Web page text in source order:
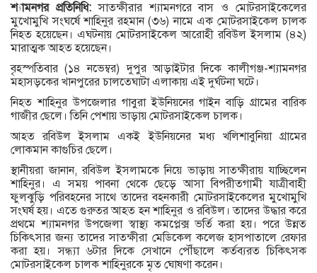
শ্যামনগর প্রতিনিধি:সাতক্ষীরার শ্যামনগরে বাস ও মোটরসাইকেলের
মুখোমুখি সংঘর্ষে শাহিনুর রহমান (৩৬) নামে এক মোটরসাইকেল চালক
নিহত হয়েছেন। এঘটনায় মোটরসাইকেল আরোহী রবিউল ইসলাম (৪২)
মারাত্মক আহত হয়েছেন।
বৃহস্পতিবার (১৪ নভেম্বর) দুপুর আড়াইটার দিকে কালীগঞ্জ-শ্যামনগর
মহাসড়কের খানপুরের চালতেঘাটা এলাকায় এই দুর্ঘটনা ঘটে।
নিহত শাহিনুর উপজেলার গাবুরা ইউনিয়নের গাইন বাড়ি গ্রামের বারিক
গাজীর ছেলে। তিনি পেশায় ভাড়ায় মোটরসাইকেল চালক।
আহত রবিউল ইসলাম একই ইউনিয়নের মধ্য খলিশাবুনিয়া গ্রামের
লোকমান কাগুচির ছেলে।
স্থানীয়রা জানান, রবিউল ইসলামকে নিয়ে ভাড়ায় সাতক্ষীরায় যাচ্ছিলেন
শাহিনুর। এ সময় পাবনা থেকে ছেড়ে আসা বিপরীতগামী যাত্রীবাহী
ফুলঝুড়ি পরিবহনের সাথে তাদের বহনকারী মোটরসাইকেলের মুখোমুখি
সংঘর্ষ হয়। এতে গুরুতর আহত হন শাহিনুর ও রবিউল। তাদের উদ্ধার করে
প্রথমে শ্যামনগর উপজেলা স্বাস্থ্য কমপ্লেক্স ভর্তি করা হয়। পরে উন্নত
চিকিৎসার জন্য তাদের সাতক্ষীরা মেডিকেল কলেজ হাসপাতালে রেফার
করা হয়। সন্ধ্যা ৬টার দিকে সেখানে পৌঁছালে কর্তব্যরত চিকিৎসক
মোটরসাইকেল চালক শাহিনুরকে মৃত ঘোষণা করেন।